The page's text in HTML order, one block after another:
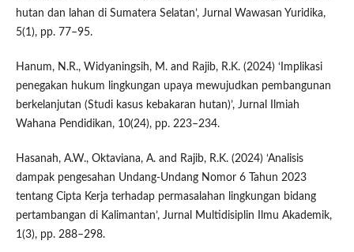
hutan dan lahan di Sumatera Selatan’, Jurnal Wawasan Yuridika,
5(1), pp. 77–95.
Hanum, N.R., Widyaningsih, M. and Rajib, R.K. (2024) ‘Implikasi
penegakan hukum lingkungan upaya mewujudkan pembangunan
berkelanjutan (Studi kasus kebakaran hutan)’, Jurnal Ilmiah
Wahana Pendidikan, 10(24), pp. 223–234.
Hasanah, A.W., Oktaviana, A. and Rajib, R.K. (2024) ‘Analisis
dampak pengesahan Undang-Undang Nomor 6 Tahun 2023
tentang Cipta Kerja terhadap permasalahan lingkungan bidang
pertambangan di Kalimantan’, Jurnal Multidisiplin Ilmu Akademik,
1(3), pp. 288–298.